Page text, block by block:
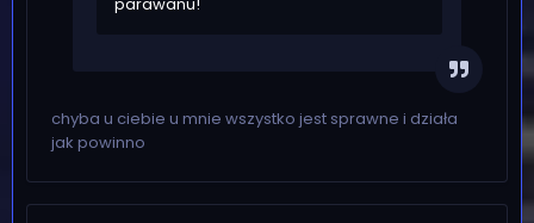
parawanu!
chyba u ciebie u mnie wszystko jest sprawne i działa
jak powinno